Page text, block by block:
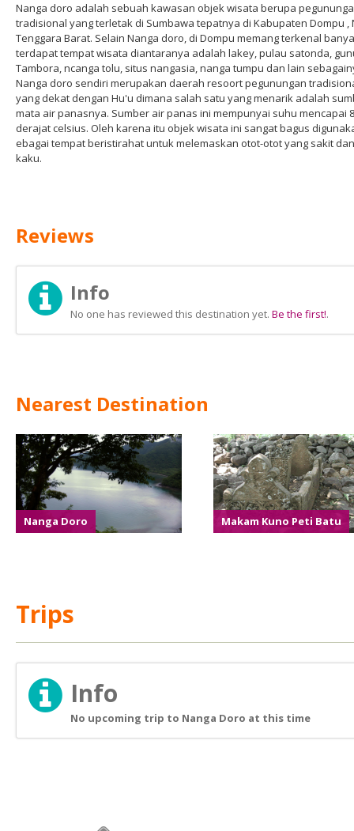
Nanga doro adalah sebuah kawasan objek wisata berupa
tradisional yang terletak di Sumbawa tepatnya di Kabupaten Dompu ,
Tenggara Barat. Selain Nanga doro, di Dompu memang terkenal
terdapat tempat wisata diantaranya adalah lakey, pulau satonda,
Tambora, ncanga tolu, situs nangasia, nanga tumpu dan lain
Nanga doro sendiri merupakan daerah resoort pegunungan
yang dekat dengan Hu'u dimana salah satu yang menarik adalah
mata air panasnya. Sumber air panas ini mempunyai suhu mencapai
derajat celsius. Oleh karena itu objek wisata ini sangat bagus
ebagai tempat beristirahat untuk melemaskan otot-otot yang sakit dan
kaku.
Reviews
Info
No one has reviewed this destination yet. Be the first!.
Nearest Destination
Nanga Doro Makam Kuno Peti Batu
Trips
Info
No upcoming trip to Nanga Doro at this time